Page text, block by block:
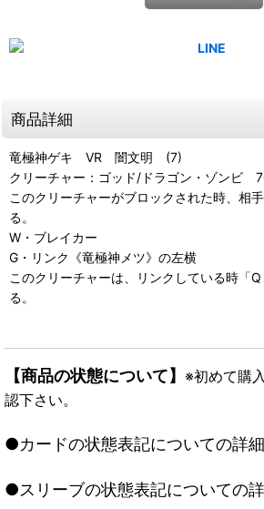
商品詳細
竜極神ゲキ VR 闇文明 (7)
クリーチャー：ゴッド/ドラゴン・ゾンビ
このクリーチャーがブロックされた時、相
る。
W・ブレイカー
G・リンク《竜極神メツ》の左横
このクリーチャーは、リンクしている時「
る。
【商品の状態について】 ※初めて購
認下さい。
●カードの状態表記についての詳
●スリーブの状態表記についての